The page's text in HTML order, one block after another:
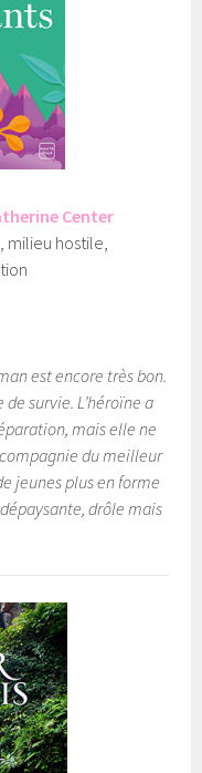
Center
milieu hostile,
est encore très bon.
survie. L’héroïne a
mais elle ne
du meilleur
jeunes plus en forme
drôle mais